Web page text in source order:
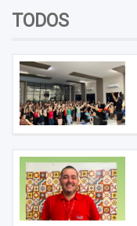
TODOS